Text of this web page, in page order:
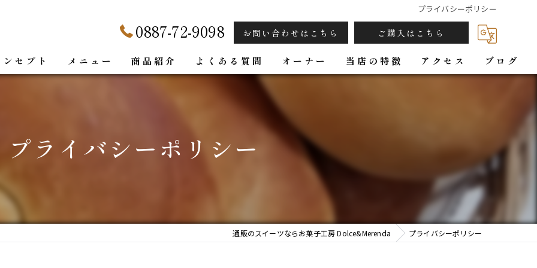
プライバシーポリシー
0887-72-9098 お問い合わせはこちら ご購入はこちら
ンセプト メニュー 商品紹介 よくある質問 オーナー 当店の特徴 アクセス ブログ
プライバシーポリシー
通販のスイーツならお菓子工房 Dolce&Merenda プライバシーポリシー